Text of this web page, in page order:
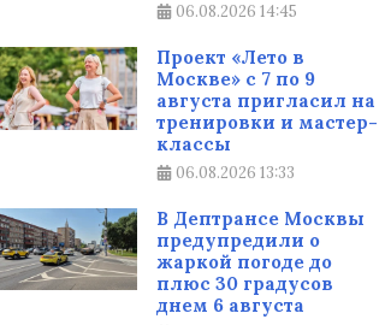
06.08.2026 14:45
Проект «Лето в
Москве» с 7 по 9
августа пригласил на
тренировки и мастер-
классы
06.08.2026 13:33
В Дептрансе Москвы
предупредили о
жаркой погоде до
плюс 30 градусов
днем 6 августа